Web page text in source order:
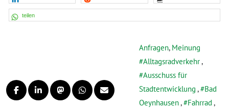
teilen
Anfragen, Meinung
Alltagsradverkehr,
Ausschuss für
Stadtentwicklung ,
Bad
Oeynhausen, Fahrrad ,